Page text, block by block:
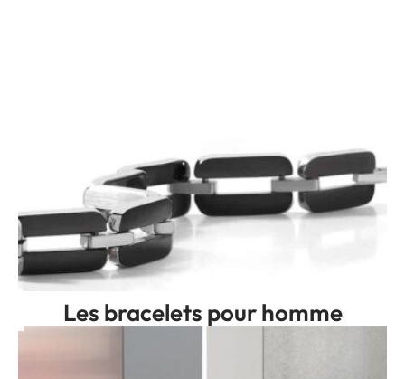
Les bracelets pour homme